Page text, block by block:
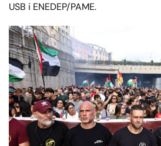
USB i ENEDEP/PAME.